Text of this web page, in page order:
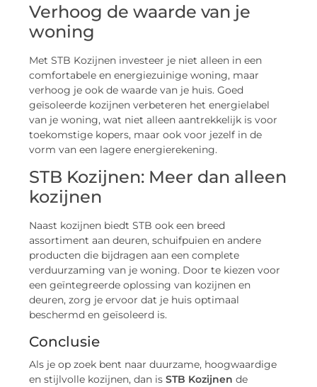
Verhoog de waarde van je
woning
Met STB Kozijnen investeer je niet alleen in een
comfortabele en energiezuinige woning, maar
verhoog je ook de waarde van je huis. Goed
geïsoleerde kozijnen verbeteren het energielabel
van je woning, wat niet alleen aantrekkelijk is voor
toekomstige kopers, maar ook voor jezelf in de
vorm van een lagere energierekening.
STB Kozijnen: Meer dan alleen
kozijnen
Naast kozijnen biedt STB ook een breed
assortiment aan deuren, schuifpuien en andere
producten die bijdragen aan een complete
verduurzaming van je woning. Door te kiezen voor
een geïntegreerde oplossing van kozijnen en
deuren, zorg je ervoor dat je huis optimaal
beschermd en geïsoleerd is.
Conclusie
Als je op zoek bent naar duurzame, hoogwaardige
en stijlvolle kozijnen, dan isSTB Kozijnen de